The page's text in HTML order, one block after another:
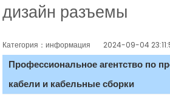
дизайн разъемы
Категория：информация 2024-09-04
Профессиональное агентство по
кабели и кабельные сборки